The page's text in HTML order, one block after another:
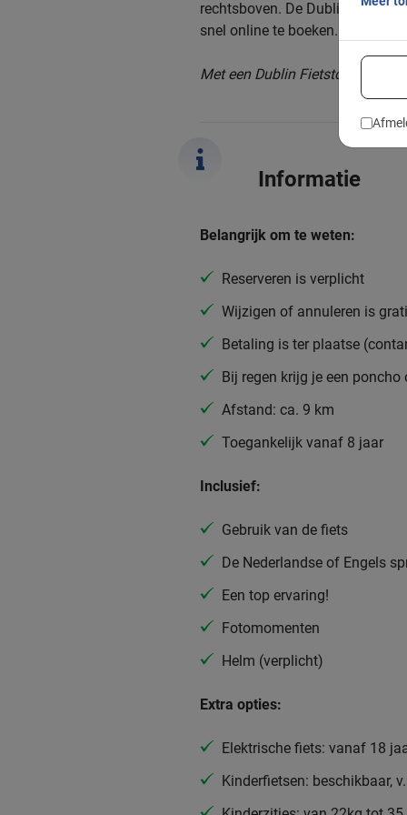
rechtsboven. De Dublin fietstour
snel online te boeken. Dus waar
Met een Dublin Fietstour van
Informatie
Belangrijk om te weten:
Reserveren is verplicht
Wijzigen of annuleren is
Betaling is ter plaatse
Bij regen krijg je een
Afstand: ca. 9 km
Toegankelijk vanaf 8 jaar
Inclusief:
Gebruik van de fiets
De Nederlandse of Engels
Een top ervaring!
Fotomomenten
Helm (verplicht)
Extra opties:
Elektrische fiets: vanaf 18
Kinderfietsen: beschikbaar,